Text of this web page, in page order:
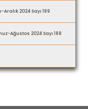
2024 Sayı 189
Ağustos 2024 Sayı 188